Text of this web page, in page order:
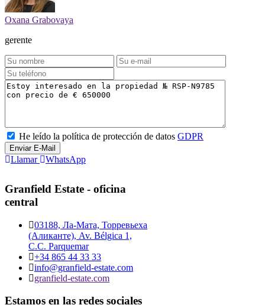
Oxana Grabovaya
gerente
He leído la política de protección de datos GDPR
Enviar E-Mail
Llamar WhatsApp
Granfield Estate - oficina
central
03188, Ла-Мата, Торревьеха
(Аликанте), Av. Bélgica 1,
C.C. Parquemar
+34 865 44 33 33
info@granfield-estate.com
granfield-estate.com
Estamos en las redes sociales